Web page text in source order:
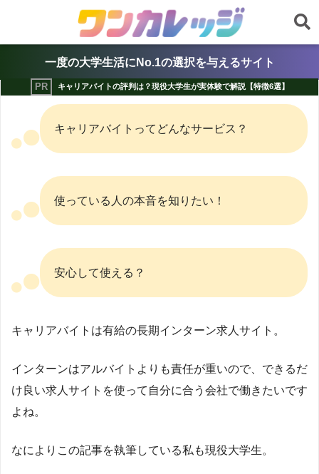
一度の大学生活にNo.1の選択を与えるサイト
キャリアバイトの評判は？現役大学生が実体験で解説【特徴6選】
キャリアバイトってどんなサービス？
使っている人の本音を知りたい！
安心して使える？
キャリアバイトは有給の長期インターン求人サイト。
インターンはアルバイトよりも責任が重いので、できるだ
け良い求人サイトを使って自分に合う会社で働きたいです
よね。
なによりこの記事を執筆している私も現役大学生。